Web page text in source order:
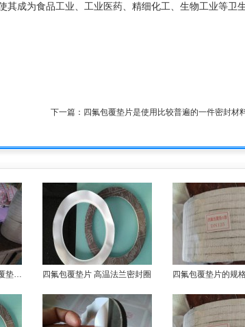
其成为食品工业、工业医药、精细化工、生物工业等卫
下一篇： 四氟包覆垫片是使用比较普遍的一件密封材
析” 四氟包覆垫片 高温法兰密封圈 四氟包覆垫片的规